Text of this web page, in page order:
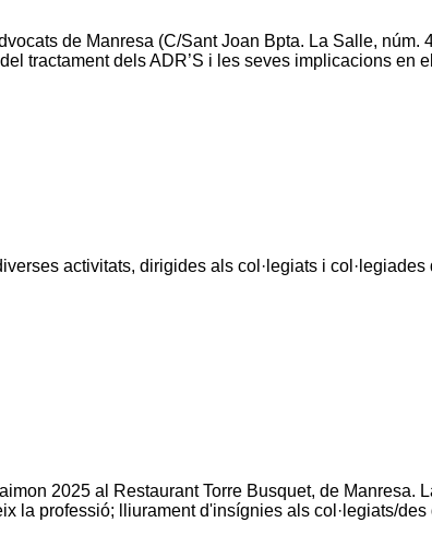
de Manresa (C/Sant Joan Bpta. La Salle,
tractament dels ADR’S i les seves implicacions en
activitats, dirigides als col·legiats i
2025 al Restaurant Torre Busquet, de Manresa.
la professió; lliurament d'insígnies als col·legiats/